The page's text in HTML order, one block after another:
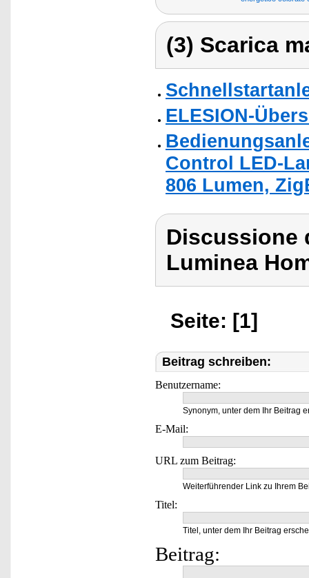
(3) Scarica
ELESION-
Control LED-
806 Lumen,
Discussione
Luminea
Seite: [1]
Beitrag schreiben:
Benutzername:
Synonym, unter dem Ihr Beitrag
E-Mail:
URL zum Beitrag:
Weiterführender Link zu Ihrem
Titel:
Titel, unter dem Ihr Beitrag
Beitrag: